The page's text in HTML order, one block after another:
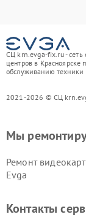
СЦ krn.evga-fix.ru - сеть
центров в Красноярске
обслуживанию техники
2021-2026 © СЦ
Мы
Ремонт видеокарт
Evga
Контакты